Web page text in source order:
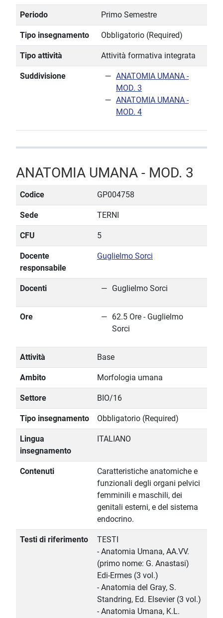
Periodo Primo Semestre
Tipo insegnamento Obbligatorio (Required)
Tipo attività Attività formativa integrata
Suddivisione
ANATOMIA UMANA -
MOD. 3
ANATOMIA UMANA -
MOD. 4
ANATOMIA UMANA - MOD. 3
Codice GP004758
Sede TERNI
CFU 5
Docente
responsabile
Guglielmo Sorci
Docenti Guglielmo Sorci
Ore
62.5 Ore - Guglielmo
Sorci
Attività Base
Ambito Morfologia umana
Settore BIO/16
Tipo insegnamento Obbligatorio (Required)
Lingua
insegnamento
ITALIANO
Contenuti
Caratteristiche anatomiche e
funzionali degli organi pelvici
femminili e maschili, dei
genitali esterni, e del sistema
endocrino.
Testi di riferimento
TESTI
- Anatomia Umana, AA.VV.
(primo nome: G. Anastasi)
Edi-Ermes (3 vol.)
- Anatomia del Gray, S.
Standring, Ed. Elsevier (3 vol.)
- Anatomia Umana, K.L.